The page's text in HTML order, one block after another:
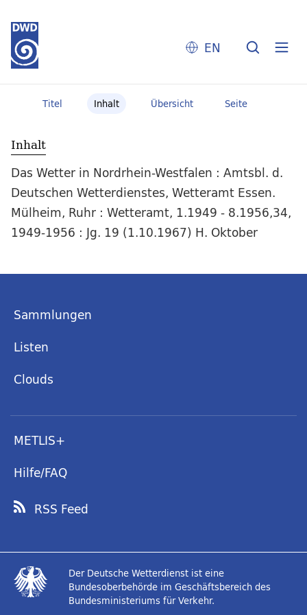
EN
Titel Inhalt Übersicht Seite
Inhalt
Das Wetter in Nordrhein-Westfalen : Amtsbl. d.
Deutschen Wetterdienstes, Wetteramt Essen.
Mülheim, Ruhr : Wetteramt, 1.1949 - 8.1956,34,
1949-1956 : Jg. 19 (1.10.1967) H. Oktober
Sammlungen
Listen
Clouds
METLIS+
Hilfe/FAQ
RSS Feed
Der Deutsche Wetterdienst ist eine
Bundesoberbehörde im Geschäftsbereich des
Bundesministeriums für Verkehr.